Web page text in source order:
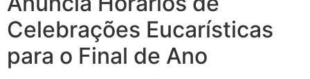
Celebrações Eucarísticas
para o Final de Ano